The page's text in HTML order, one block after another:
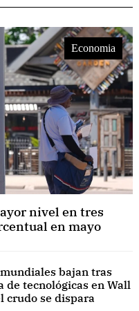
Economia
nivel en tres
en mayo
bajan tras
de tecnológicas en Wall
crudo se dispara